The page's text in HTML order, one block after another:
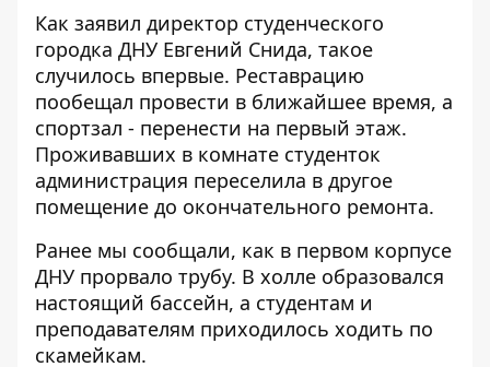
Как заявил директор студенческого
городка ДНУ Евгений Снида, такое
случилось впервые. Реставрацию
пообещал провести в ближайшее время, а
спортзал - перенести на первый этаж.
Проживавших в комнате студенток
администрация переселила в другое
помещение до окончательного ремонта.
Ранее мы сообщали, как в первом корпусе
ДНУ прорвало трубу. В холле образовался
настоящий бассейн, а студентам и
преподавателям приходилось ходить по
скамейкам.